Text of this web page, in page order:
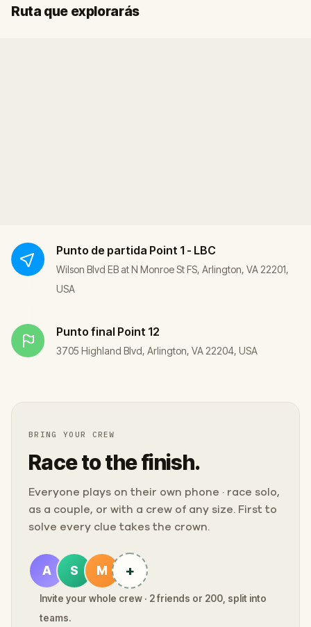
Ruta que explorarás
Inicio
Final
Punto de partida Point 1 - LBC
Wilson Blvd EB at N Monroe St FS, Arlington, VA 22201,
USA
Punto final Point 12
3705 Highland Blvd, Arlington, VA 22204, USA
BRING YOUR CREW
Race to the finish.
Everyone plays on their own phone · race solo,
as a couple, or with a crew of any size. First to
solve every clue takes the crown.
A S M +
Invite your whole crew · 2 friends or 200, split into
teams.